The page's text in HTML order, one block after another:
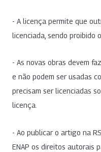
- A licença permite que
licenciada, sendo proibido
- As novas obras devem
e não podem ser usadas
precisam ser licenciadas
licença.
- Ao publicar o artigo na
ENAP os direitos autorais